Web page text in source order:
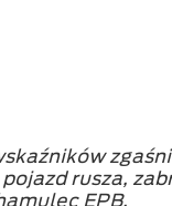
rusza,
EPB.